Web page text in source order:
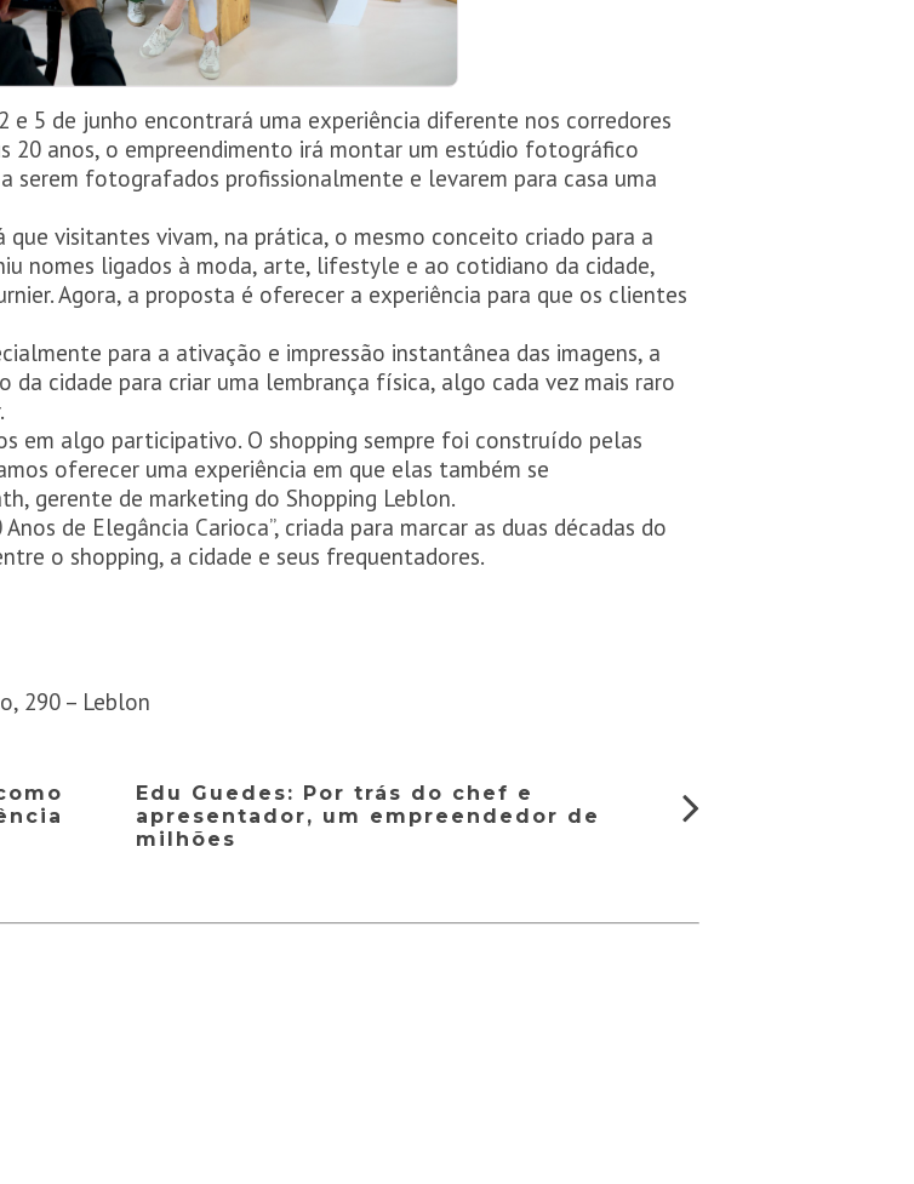
e 5 de junho encontrará uma experiência diferente nos corredores
20 anos, o empreendimento irá montar um estúdio fotográfico
fotografados profissionalmente e levarem para casa uma
visitantes vivam, na prática, o mesmo conceito criado para a
nomes ligados à moda, arte, lifestyle e ao cotidiano da cidade,
Agora, a proposta é oferecer a experiência para que os clientes
para a ativação e impressão instantânea das imagens, a
cidade para criar uma lembrança física, algo cada vez mais raro
em algo participativo. O shopping sempre foi construído pelas
oferecer uma experiência em que elas também se
gerente de marketing do Shopping Leblon.
de Elegância Carioca”, criada para marcar as duas décadas do
o shopping, a cidade e seus frequentadores.
290 – Leblon
Edu Guedes: Por trás do chef e
apresentador, um empreendedor de
milhões